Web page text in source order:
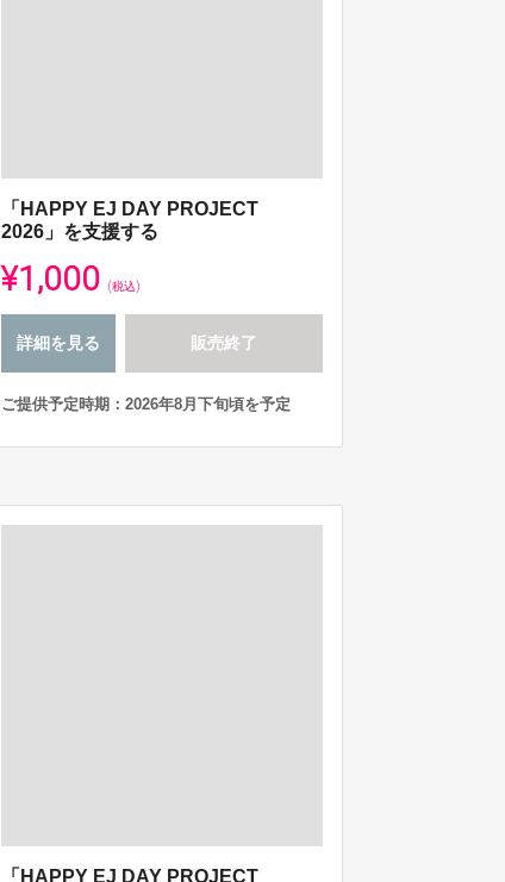
「HAPPY EJ DAY PROJECT
2026」を支援する
¥1,000 (税込)
詳細を見る 販売終了
ご提供予定時期：2026年8月下旬頃を予定
「HAPPY EJ DAY PROJECT